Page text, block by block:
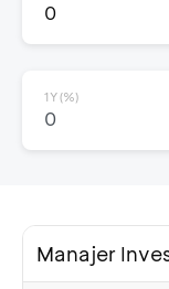
0
1Y (%)
0
Manajer